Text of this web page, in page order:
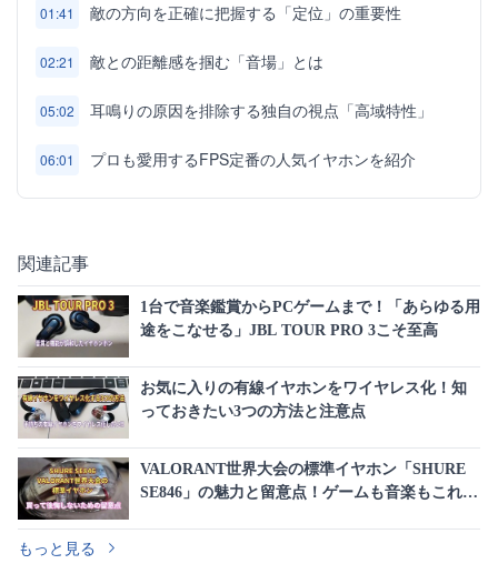
01:41 敵の方向を正確に把握する「定位」の重要性
02:21 敵との距離感を掴む「音場」とは
05:02 耳鳴りの原因を排除する独自の視点「高域特性」
06:01 プロも愛用するFPS定番の人気イヤホンを紹介
関連記事
1台で音楽鑑賞からPCゲームまで！「あらゆる用
途をこなせる」JBL TOUR PRO 3こそ至高
お気に入りの有線イヤホンをワイヤレス化！知
っておきたい3つの方法と注意点
VALORANT世界大会の標準イヤホン「SHURE
SE846」の魅力と留意点！ゲームも音楽もこれ1
もっと見る